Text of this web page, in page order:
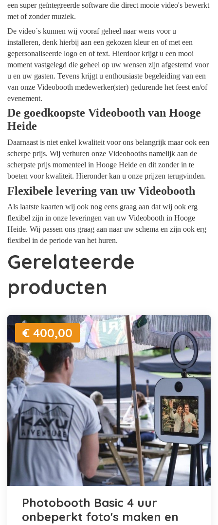
een super geïntegreerde software die direct mooie video's bewerkt
met of zonder muziek.
De video´s kunnen wij vooraf geheel naar wens voor u
installeren, denk hierbij aan een gekozen kleur en of met een
gepersonaliseerde logo en of text. Hierdoor krijgt u een mooi
moment vastgelegd die geheel op uw wensen zijn afgestemd voor
u en uw gasten. Tevens krijgt u enthousiaste begeleiding van een
van onze Videobooth medewerker(ster) gedurende het feest en/of
evenement.
De goedkoopste Videobooth van Hooge
Heide
Daarnaast is niet enkel kwaliteit voor ons belangrijk maar ook een
scherpe prijs. Wij verhuren onze Videobooths namelijk aan de
scherpste prijs momenteel in Hooge Heide en dit zonder in te
boeten voor kwaliteit. Hieronder kan u onze prijzen terugvinden.
Flexibele levering van uw Videobooth
Als laatste kaarten wij ook nog eens graag aan dat wij ook erg
flexibel zijn in onze leveringen van uw Videobooth in Hooge
Heide. Wij passen ons graag aan naar uw schema en zijn ook erg
flexibel in de periode van het huren.
Gerelateerde
producten
€ 400,00
Photobooth Basic 4 uur
onbeperkt foto's maken en